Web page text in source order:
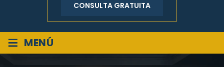
CONSULTA GRATUITA
≡ MENÚ